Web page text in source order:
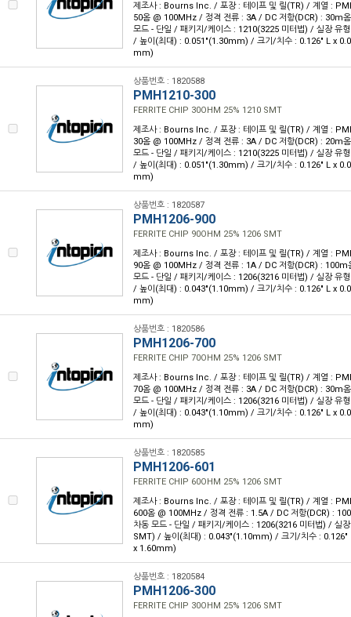
제조사 : Bourns Inc. / 포장 : 테이프 및 릴(TR) / 계열 :
50옴 @ 100MHz / 정격 전류 : 3A / DC 저항(DCR) : 30m
모드 - 단일 / 패키지/케이스 : 1210(3225 미터법) / 실장 유
/ 높이(최대) : 0.051"(1.30mm) / 크기/치수 : 0.126" L x
mm)
상품번호 : 1820588
PMH1210-300
FERRITE CHIP 30OHM 25% 1210 SMT
제조사 : Bourns Inc. / 포장 : 테이프 및 릴(TR) / 계열 :
30옴 @ 100MHz / 정격 전류 : 3A / DC 저항(DCR) : 20m
모드 - 단일 / 패키지/케이스 : 1210(3225 미터법) / 실장 유
/ 높이(최대) : 0.051"(1.30mm) / 크기/치수 : 0.126" L x
mm)
상품번호 : 1820587
PMH1206-900
FERRITE CHIP 90OHM 25% 1206 SMT
제조사 : Bourns Inc. / 포장 : 테이프 및 릴(TR) / 계열 :
90옴 @ 100MHz / 정격 전류 : 1A / DC 저항(DCR) : 100m
모드 - 단일 / 패키지/케이스 : 1206(3216 미터법) / 실장 유
/ 높이(최대) : 0.043"(1.10mm) / 크기/치수 : 0.126" L x
mm)
상품번호 : 1820586
PMH1206-700
FERRITE CHIP 70OHM 25% 1206 SMT
제조사 : Bourns Inc. / 포장 : 테이프 및 릴(TR) / 계열 :
70옴 @ 100MHz / 정격 전류 : 3A / DC 저항(DCR) : 30m
모드 - 단일 / 패키지/케이스 : 1206(3216 미터법) / 실장 유
/ 높이(최대) : 0.043"(1.10mm) / 크기/치수 : 0.126" L x
mm)
상품번호 : 1820585
PMH1206-601
FERRITE CHIP 60OHM 25% 1206 SMT
제조사 : Bourns Inc. / 포장 : 테이프 및 릴(TR) / 계열 :
600옴 @ 100MHz / 정격 전류 : 1.5A / DC 저항(DCR) :
차동 모드 - 단일 / 패키지/케이스 : 1206(3216 미터법) / 실
SMT) / 높이(최대) : 0.043"(1.10mm) / 크기/치수 :
x 1.60mm)
상품번호 : 1820584
PMH1206-300
FERRITE CHIP 30OHM 25% 1206 SMT